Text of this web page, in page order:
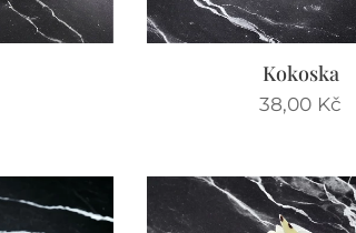
Kokoska
38,00 Kč